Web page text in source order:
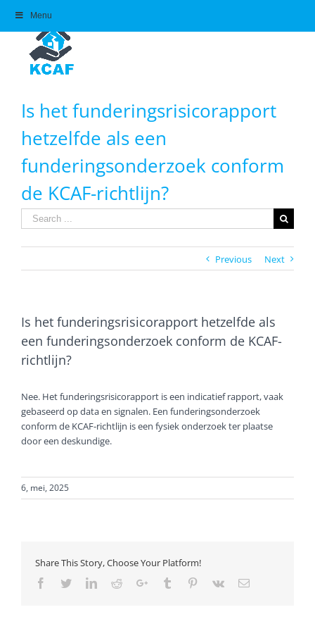
content
Is het funderingsrisicorapport
hetzelfde als een
funderingsonderzoek conform
de KCAF-richtlijn?
Search
for:
Previous Next
Is het funderingsrisicorapport hetzelfde als
een funderingsonderzoek conform de KCAF-
richtlijn?
Nee. Het funderingsrisicorapport is een indicatief rapport, vaak
gebaseerd op data en signalen. Een funderingsonderzoek
conform de KCAF-richtlijn is een fysiek onderzoek ter plaatse
door een deskundige.
6, mei, 2025
Share This Story, Choose Your Platform!
Facebook
TwitterLinkedIn
RedditGoogle+Tumblr Pinterest
Vk Email
Menu